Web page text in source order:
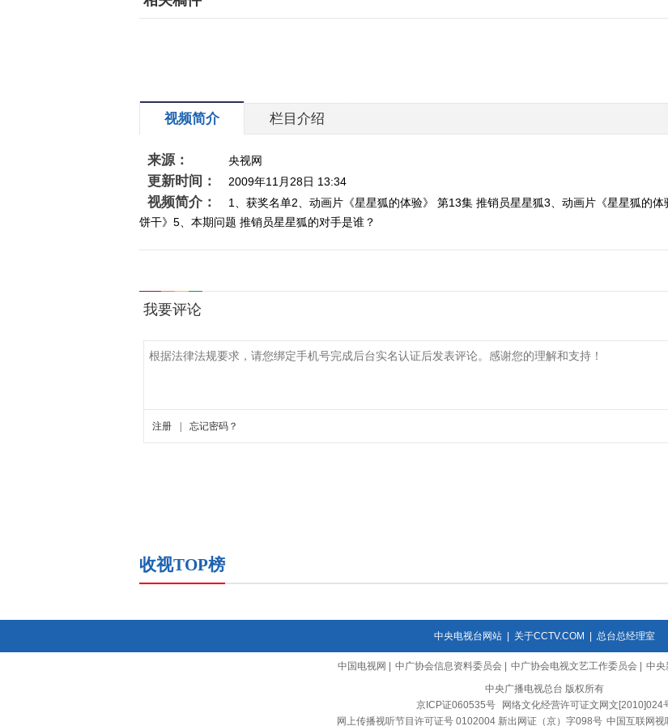
视频简介 栏目介绍
来源： 央视网
更新时间： 2009年11月28日 13:34
视频简介：
1、获奖名单2、动画片《星星狐的体验》 第13集 推销员星星狐3、动画片《星星狐的
饼干》5、本期问题 推销员星星狐的对手是谁？
收视TOP榜
中央电视台网站| 关于CCTV.COM 总台总经理室
中国电视网 中广协会信息资料委员会 中广协会电视文艺工作委员会
中央
中央广播电视总台 版权所有
京ICP证060535号
网络文化经营许可证文网文[2010]024
网上传播视听节目许可证号 0102004 新出网证（京）字098号 中国互联网视